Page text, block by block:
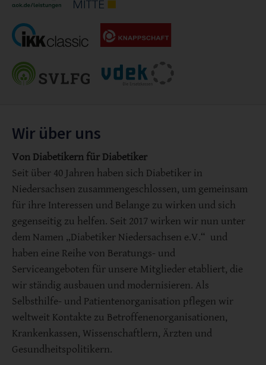
Wir über uns
Von Diabetikern für Diabetiker
Seit über 40 Jahren haben sich Diabetiker in
Niedersachsen zusammengeschlossen, um gemeinsam
für ihre Interessen und Belange zu wirken und sich
gegenseitig zu helfen. Seit 2017 wirken wir nun unter
dem Namen „Diabetiker Niedersachsen e.V.“ und
haben eine Reihe von Beratungs- und
Serviceangeboten für unsere Mitglieder etabliert, die
wir ständig ausbauen und modernisieren. Als
Selbsthilfe- und Patientenorganisation pflegen wir
weltweit Kontakte zu Betroffenenorganisationen,
Krankenkassen, Wissenschaftlern, Ärzten und
Gesundheitspolitikern.